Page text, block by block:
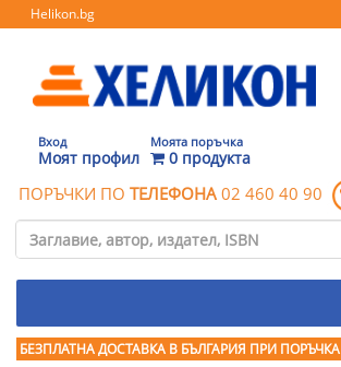
Helikon.bg
Вход
Моят профил
Моята поръчка
0 продукта
ПОРЪЧКИ ПО ТЕЛЕФОНА 02 460 40 90
БЕЗПЛАТНА ДОСТАВКА В БЪЛГАРИЯ ПРИ ПОРЪЧКА